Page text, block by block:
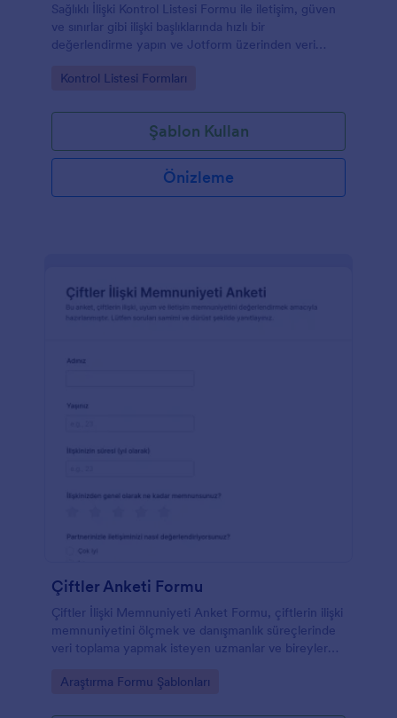
Sağlıklı İlişki Kontrol Listesi Formu ile iletişim, güven
ve sınırlar gibi ilişki başlıklarında hızlı bir
değerlendirme yapın ve Jotform üzerinden veri
Go to Category:
Kontrol Listesi Formları
Şablon Kullan
Önizleme
Çiftler Anketi Formu
Çiftler İlişki Memnuniyeti Anket Formu, çiftlerin ilişki
memnuniyetini ölçmek ve danışmanlık süreçlerinde
veri toplama yapmak isteyen uzmanlar ve bireyler
Go to Category:
Araştırma Formu Şablonları